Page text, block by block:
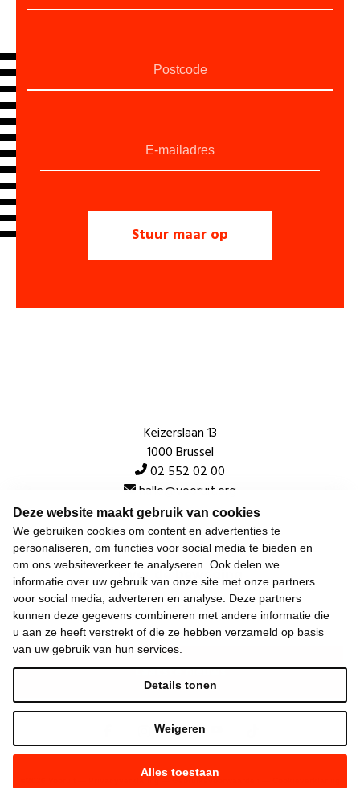
Deze website maakt gebruik van cookies
We gebruiken cookies om content en advertenties te
personaliseren, om functies voor social media te bieden en
om ons websiteverkeer te analyseren. Ook delen we
informatie over uw gebruik van onze site met onze partners
voor social media, adverteren en analyse. Deze partners
kunnen deze gegevens combineren met andere informatie die
u aan ze heeft verstrekt of die ze hebben verzameld op basis
van uw gebruik van hun services.
Alles toestaan
Weigeren
Details tonen
Keizerslaan 13
1000 Brussel
02 552 02 00
hallo@vooruit.org
Snel
Over de beweging
Algemeen
Laatste nieuws